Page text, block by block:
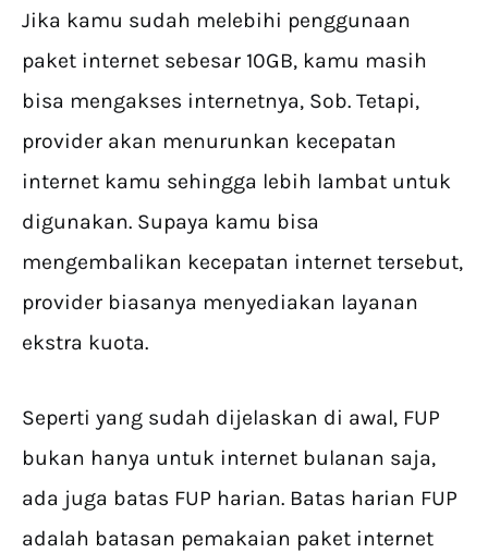
Jika kamu sudah melebihi penggunaan
paket internet sebesar 10GB, kamu masih
bisa mengakses internetnya, Sob. Tetapi,
provider akan menurunkan kecepatan
internet kamu sehingga lebih lambat untuk
digunakan. Supaya kamu bisa
mengembalikan kecepatan internet tersebut,
provider biasanya menyediakan layanan
ekstra kuota.
Seperti yang sudah dijelaskan di awal, FUP
bukan hanya untuk internet bulanan saja,
ada juga batas FUP harian. Batas harian FUP
adalah batasan pemakaian paket internet